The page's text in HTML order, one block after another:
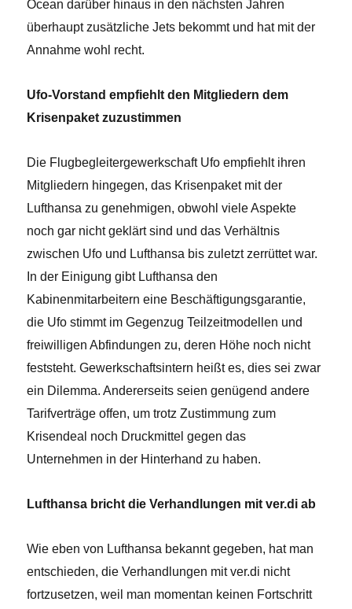
Ocean darüber hinaus in den nächsten Jahren
überhaupt zusätzliche Jets bekommt und hat mit der
Annahme wohl recht.
Ufo-Vorstand empfiehlt den Mitgliedern dem
Krisenpaket zuzustimmen
Die Flugbegleitergewerkschaft Ufo empfiehlt ihren
Mitgliedern hingegen, das Krisenpaket mit der
Lufthansa zu genehmigen, obwohl viele Aspekte
noch gar nicht geklärt sind und das Verhältnis
zwischen Ufo und Lufthansa bis zuletzt zerrüttet war.
In der Einigung gibt Lufthansa den
Kabinenmitarbeitern eine Beschäftigungsgarantie,
die Ufo stimmt im Gegenzug Teilzeitmodellen und
freiwilligen Abfindungen zu, deren Höhe noch nicht
feststeht. Gewerkschaftsintern heißt es, dies sei zwar
ein Dilemma. Andererseits seien genügend andere
Tarifverträge offen, um trotz Zustimmung zum
Krisendeal noch Druckmittel gegen das
Unternehmen in der Hinterhand zu haben.
Lufthansa bricht die Verhandlungen mit ver.di ab
Wie eben von Lufthansa bekannt gegeben, hat man
entschieden, die Verhandlungen mit ver.di nicht
fortzusetzen, weil man momentan keinen Fortschritt